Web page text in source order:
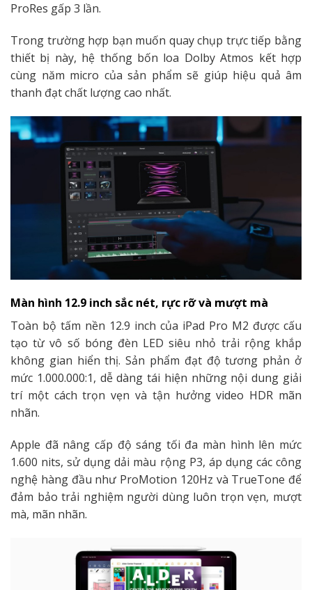
ProRes gấp 3 lần.
Trong trường hợp bạn muốn quay chụp trực tiếp bằng
thiết bị này, hệ thống bốn loa Dolby Atmos kết hợp
cùng năm micro của sản phẩm sẽ giúp hiệu quả âm
thanh đạt chất lượng cao nhất.
Màn hình 12.9 inch sắc nét, rực rỡ và mượt mà
Toàn bộ tấm nền 12.9 inch của iPad Pro M2 được cấu
tạo từ vô số bóng đèn LED siêu nhỏ trải rộng khắp
không gian hiển thị. Sản phẩm đạt độ tương phản ở
mức 1.000.000:1, dễ dàng tái hiện những nội dung giải
trí một cách trọn vẹn và tận hưởng video HDR mãn
nhãn.
Apple đã nâng cấp độ sáng tối đa màn hình lên mức
1.600 nits, sử dụng dải màu rộng P3, áp dụng các công
nghệ hàng đầu như ProMotion 120Hz và TrueTone để
đảm bảo trải nghiệm người dùng luôn trọn vẹn, mượt
mà, mãn nhãn.